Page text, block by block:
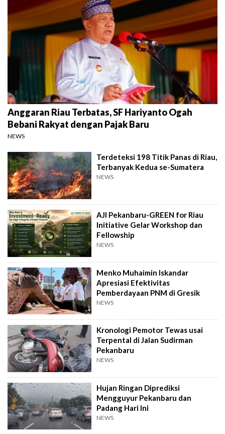
Anggaran Riau Terbatas, SF Hariyanto Ogah
Bebani Rakyat dengan Pajak Baru
NEWS
Terdeteksi 198 Titik Panas di Riau,
Terbanyak Kedua se-Sumatera
NEWS
AJI Pekanbaru-GREEN for Riau
Initiative Gelar Workshop dan
Fellowship
NEWS
Menko Muhaimin Iskandar
Apresiasi Efektivitas
Pemberdayaan PNM di Gresik
NEWS
Kronologi Pemotor Tewas usai
Terpental di Jalan Sudirman
Pekanbaru
NEWS
Hujan Ringan Diprediksi
Mengguyur Pekanbaru dan
Padang Hari Ini
NEWS